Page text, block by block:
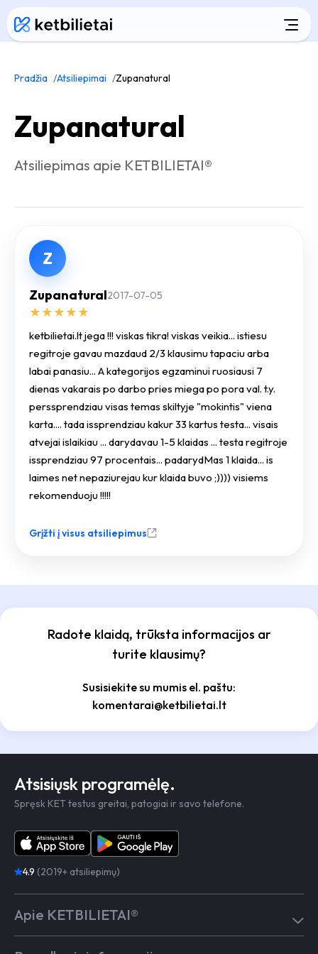
Pradžia Atsiliepimai Zupanatural
Zupanatural
Atsiliepimas apie KETBILIETAI®
Z
Zupanatural2017-07-05
★ ★ ★ ★ ★
ketbilietai.lt jega !!! viskas tikra! viskas veikia... istiesu
regitroje gavau mazdaud 2/3 klausimu tapaciu arba
labai panasiu... A kategorijos egzaminui ruosiausi 7
dienas vakarais po darbo pries miega po pora val. t.y.
perssprendziau visas temas skiltyje "mokintis" viena
karta.... tada issprendziau kakur 33 kartus testa... visais
atvejai islaikiau ... darydavau 1-5 klaidas ... testa regitroje
issprendziau 97 procentais... padarydMas 1 klaida... is
laimes net nepaziurejau kur klaida buvo ;)))) visiems
rekomenduoju !!!!!
Grįžti į visus atsiliepimus
Radote klaidą, trūksta informacijos ar
turite klausimų?
Susisiekite su mumis el. paštu:
komentarai@ketbilietai.lt
Atsisiųsk programėlę.
Spręsk KET testus greitai, patogiai ir savo telefone.
4.9 (2019+ atsiliepimų)
Apie KETBILIETAI®